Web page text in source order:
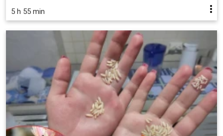
5 h 55 min